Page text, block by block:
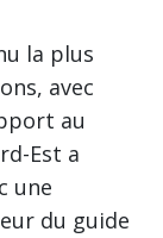
la plus
avec
au
Est a
une
du guide